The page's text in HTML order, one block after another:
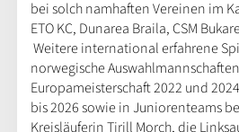
bei solch namhaften Vereinen im
ETO KC, Dunarea Braila, CSM
Weitere international erfahrene
norwegische
Europameisterschaft 2022 und
bis 2026 sowie in Juniorenteams
Kreisläuferin Tirill Morch, die